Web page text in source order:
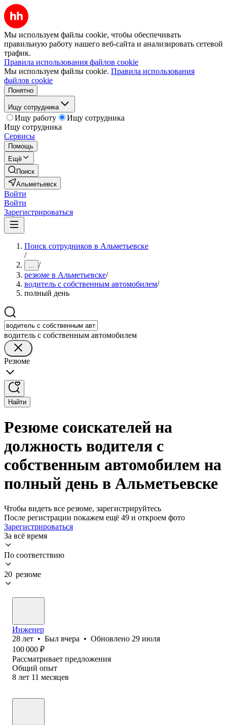
Мы используем файлы cookie, чтобы обеспечивать
правильную работу нашего веб-сайта и анализировать сетевой
трафик.
Правила использования файлов cookie
Мы используем файлы cookie. Правила использования
файлов cookie
Понятно
Ищу сотрудника
Ищу работу
Ищу сотрудника
Ищу сотрудника
Сервисы
Помощь
Ещё
Поиск
Альметьевск
Войти
Войти
Зарегистрироваться
Поиск сотрудников в Альметьевске
/
... /
резюме в Альметьевске/
водитель с собственным автомобилем/
полный день
водитель с собственным автомобилем
Резюме
Найти
Резюме соискателей на
должность водителя с
собственным автомобилем на
полный день в Альметьевске
Чтобы видеть все резюме, зарегистрируйтесь
После регистрации покажем ещё 49 и откроем фото
Зарегистрироваться
За всё время
По соответствию
20 резюме
Инженер
28 лет • Был вчера • Обновлено 29 июля
100 000 ₽
Рассматривает предложения
Общий опыт
8 лет 11 месяцев